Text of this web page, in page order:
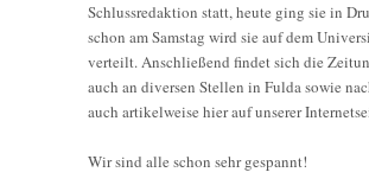
Schlussredaktion statt, heute ging sie in
schon am Samstag wird sie auf dem
verteilt. Anschließend findet sich die
auch an diversen Stellen in Fulda sowie
auch artikelweise hier auf unserer
Wir sind alle schon sehr gespannt!